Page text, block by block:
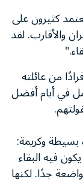
كثيرون على
والأقارب. لقد
من عائلته
في أيام أفضل
وكريمة:
فيه البقاء
جدًا. لكنها